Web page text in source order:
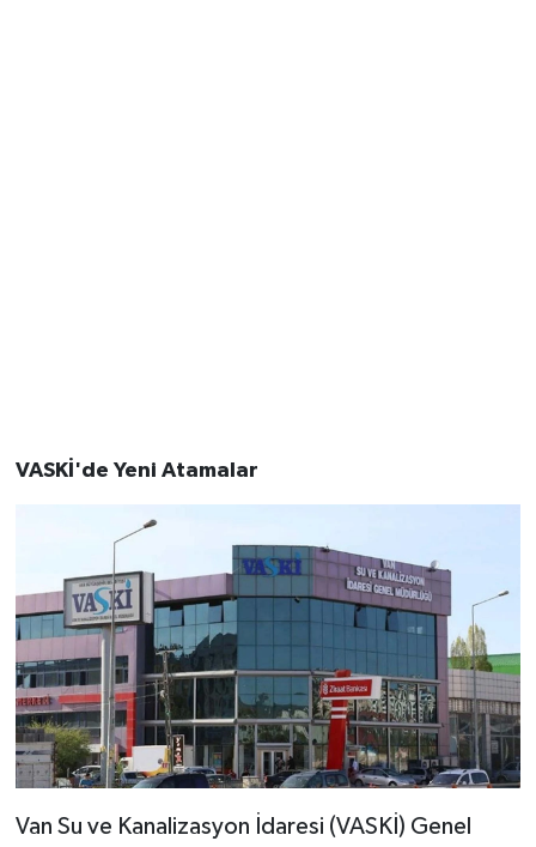
VASKİ'de Yeni Atamalar
Van Su ve Kanalizasyon İdaresi (VASKİ) Genel